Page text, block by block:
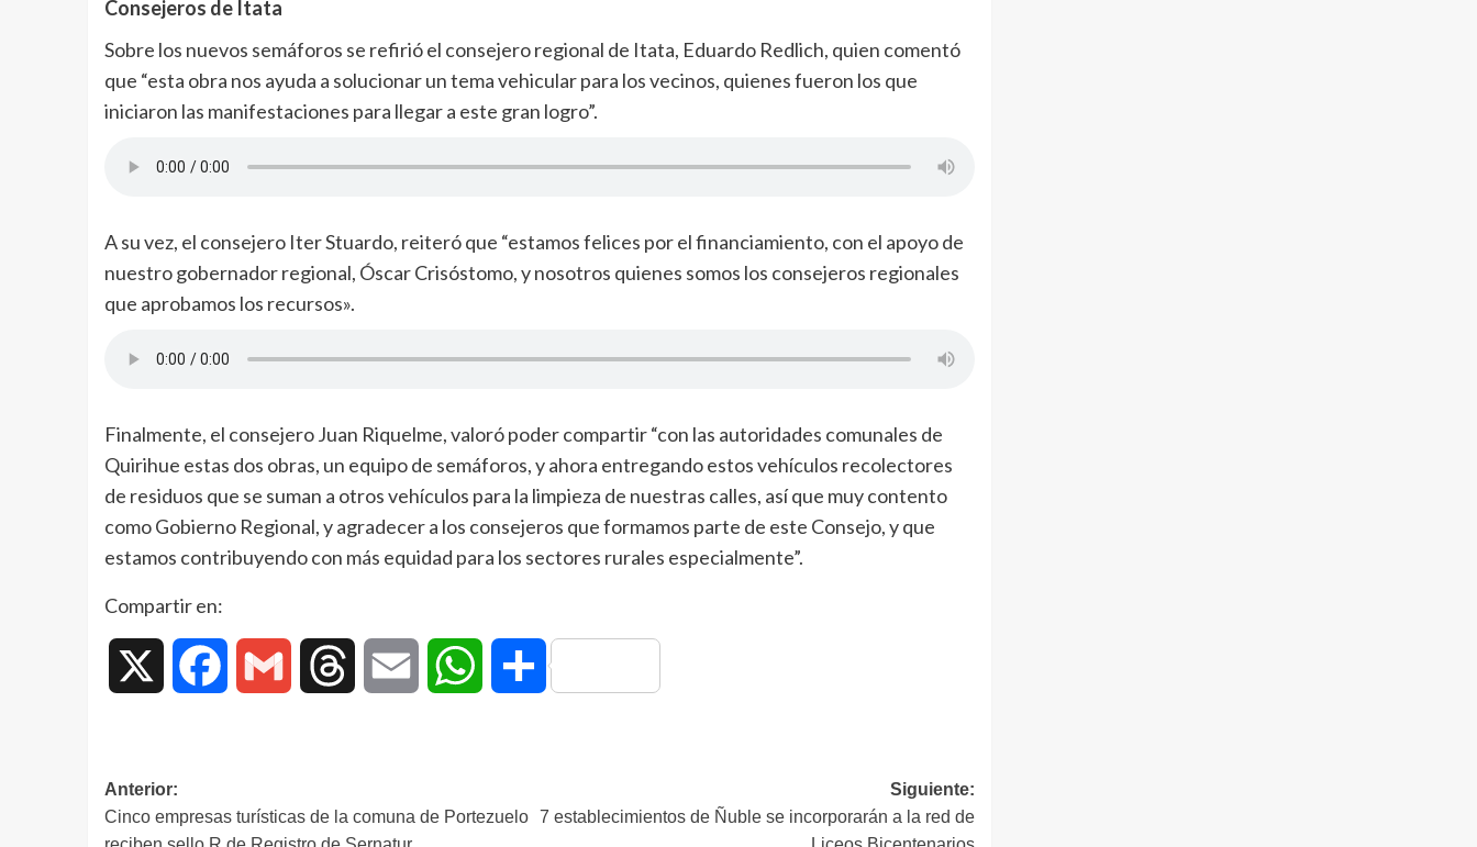
Consejeros de Itata
Sobre los nuevos semáforos se refirió el consejero regional de Itata, Eduardo Redlich, quien comentó
que “esta obra nos ayuda a solucionar un tema vehicular para los vecinos, quienes fueron los que
iniciaron las manifestaciones para llegar a este gran logro”.
A su vez, el consejero Iter Stuardo, reiteró que “estamos felices por el financiamiento, con el apoyo de
nuestro gobernador regional, Óscar Crisóstomo, y nosotros quienes somos los consejeros regionales
que aprobamos los recursos».
Finalmente, el consejero Juan Riquelme, valoró poder compartir “con las autoridades comunales de
Quirihue estas dos obras, un equipo de semáforos, y ahora entregando estos vehículos recolectores
de residuos que se suman a otros vehículos para la limpieza de nuestras calles, así que muy contento
como Gobierno Regional, y agradecer a los consejeros que formamos parte de este Consejo, y que
estamos contribuyendo con más equidad para los sectores rurales especialmente”.
Compartir en:
Facebook Gmail Threads Email WhatsAppCompartir
Anterior:
Cinco empresas turísticas de la comuna de Portezuelo
Siguiente:
7 establecimientos de Ñuble se incorporarán a la red de